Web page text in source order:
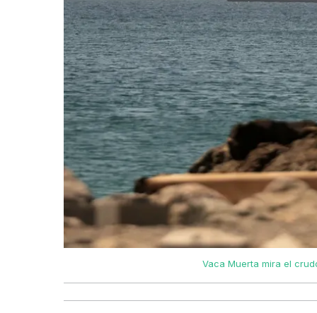
Vaca Muerta mira el